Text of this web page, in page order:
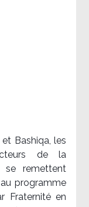
Bashiqa, les
de la
se remettent
programme
Fraternité en